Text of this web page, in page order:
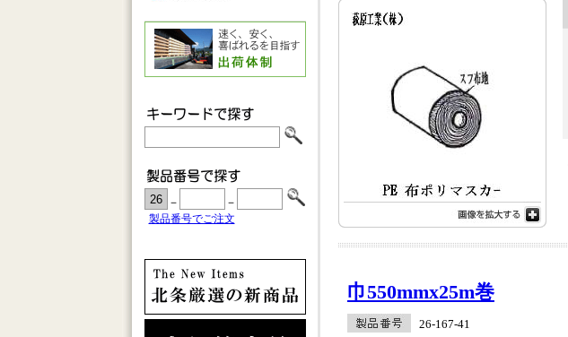
巾550mmx25m巻
26-167-41
－ －
製品番号でご注文